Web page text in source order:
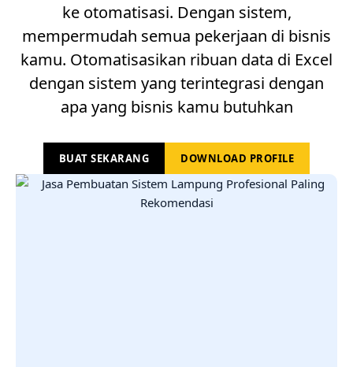
ke otomatisasi. Dengan sistem,
mempermudah semua pekerjaan di bisnis
kamu. Otomatisasikan ribuan data di Excel
dengan sistem yang terintegrasi dengan
apa yang bisnis kamu butuhkan
BUAT SEKARANG DOWNLOAD PROFILE